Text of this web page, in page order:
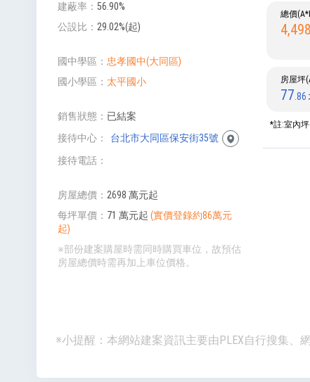
建蔽率
56.90%
公設比
29.02%(起)
國中學區
忠孝國中(大同區)
國小學區
太平國小
銷售狀態
已結案
接待中心
台北市大同區保安街35號
接待電話
房屋總價
2698 萬元起
每坪單價
71 萬元起 (實價登錄約86萬元
起)
※部份建案購屋時需同時購買車位，故預估
房屋總價時需再加上車位價格。
總價
4,498
房屋坪
77 .86
*註:室內
※小提醒：本網站建案資訊主要由PLEX自行搜集